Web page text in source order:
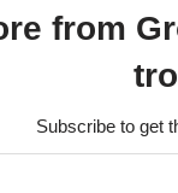
from
Subscribe to get